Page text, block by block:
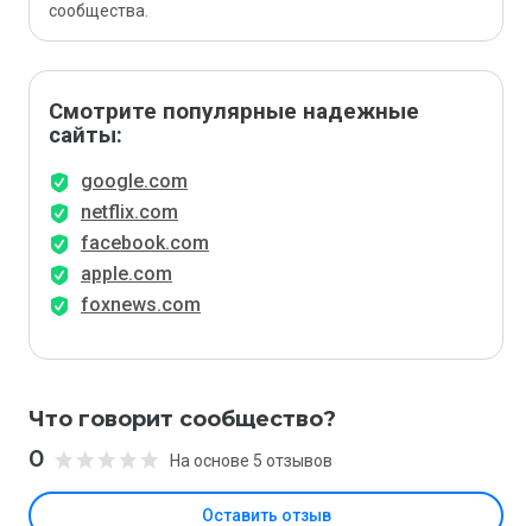
сообщества.
Смотрите популярные надежные
сайты:
google.com
netflix.com
facebook.com
apple.com
foxnews.com
Что говорит сообщество?
0 На основе 5 отзывов
Оставить отзыв